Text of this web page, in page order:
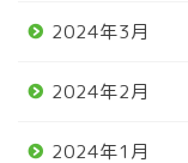
2024年3月
2024年2月
2024年1月